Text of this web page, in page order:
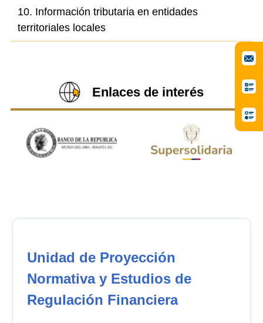
10. Información tributaria en entidades
territoriales locales
Enlaces de interés
Unidad de Proyección
Normativa y Estudios de
Regulación Financiera